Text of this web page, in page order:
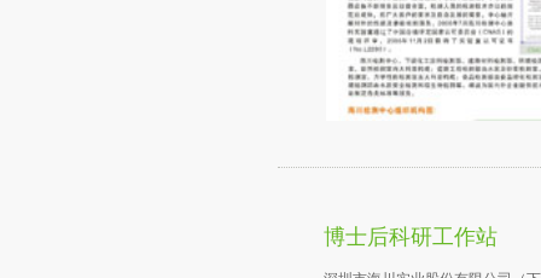
博士后科研工作站